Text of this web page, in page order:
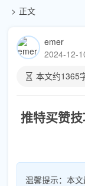
正文
emer
2024-12-
本文约1365
推特买赞
温馨提示：本